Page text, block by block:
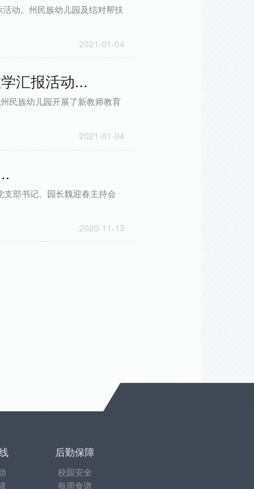
动。州民族幼儿园及结对帮扶
2021-01-04
汇报活动...
民族幼儿园开展了新教师教育
2021-01-04
部书记、园长魏迎春主持会
2020-11-13
后勤保障
校园安全
每周食谱